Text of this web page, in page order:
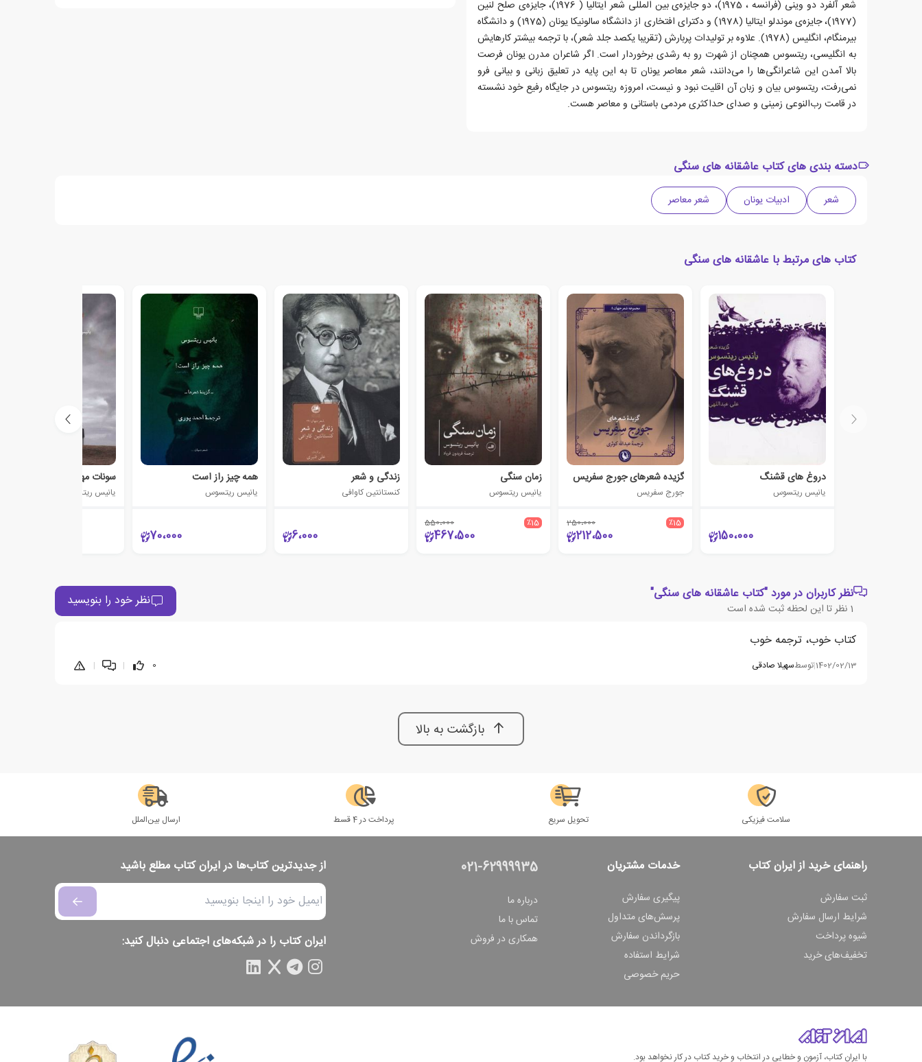
شعر آلفرد دو وینی (فرانسه ، 1975)، دو جایزه‌ی بین المللی شعر ایتالیا ( 1976)، جایزه‌ی صلح لنین
(1977)، جایزه‌ی موندلو ایتالیا (1978) و دکترای افتخاری از دانشگاه سالونیکا یونان (1975) و دانشگاه
بیرمنگام، انگلیس (1978). علاوه بر تولیدات پربارش (تقریبا یکصد جلد شعر)، با ترجمه بیشتر کارهایش
به انگلیسی، ریتسوس همچنان از شهرت رو به رشدی برخوردار است. اگر شاعران مدرن یونان فرصت
بالا آمدن این شاعرانگی‌ها را می‌دانند، شعر معاصر یونان تا به این پایه در تعلیق زبانی و بیانی فرو
نمی‌رفت، ریتسوس بیان و زبان آن اقلیت نبود و نیست، امروزه ریتسوس در جایگاه رفیع خود نشسته
در قامت رب‌النوعی زمینی و صدای حداکثری مردمی باستانی و معاصر هست.
دسته بندی های کتاب عاشقانه های سنگی
شعر ادبیات یونان شعر معاصر
کتاب های مرتبط با عاشقانه های سنگی
دروغ های قشنگ
یانیس ریتسوس
150،000
گزیده شعرهای جورج سفریس
جورج سفریس
٪15 250،000
212،500
زمان سنگی
یانیس ریتسوس
٪15 550،000
467،500
زندگی و شعر
کنستانتین کاوافی
6،000
همه چیز راز است
یانیس ریتسوس
70،000
سونات مهتاب
یانیس ریتسوس
نظر کاربران در مورد "کتاب عاشقانه های سنگی"
1 نظر تا این لحظه ثبت شده است نظر خود را بنویسید
کتاب خوب، ترجمه خوب
1402/02/13
|توسطسهیلا صادقی 0
|
|
بازگشت به بالا
سلامت فیزیکی تحویل سریع پرداخت در 4 قسط ارسال بین‌الملل
راهنمای خرید از ایران کتاب
ثبت سفارش
شرایط ارسال سفارش
شیوه پرداخت
تخفیف‌های خرید
خدمات مشتریان
پیگیری سفارش
پرسش‌های متداول
بازگرداندن سفارش
شرایط استفاده
حریم خصوصی
021-62999935
درباره ما
تماس با ما
همکاری در فروش
از جدیدترین کتاب‌ها در ایران کتاب مطلع باشید
ایران کتاب را در شبکه‌های اجتماعی دنبال کنید:
با ایران کتاب، آزمون و خطایی در انتخاب و خرید کتاب در کار نخواهد بود.